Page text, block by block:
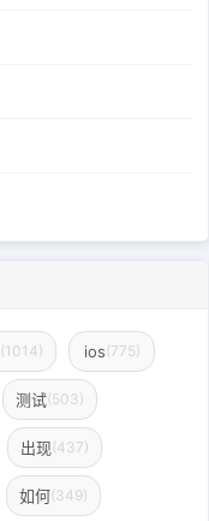
(1014) ios(775)
测试(503)
出现(437)
如何(349)